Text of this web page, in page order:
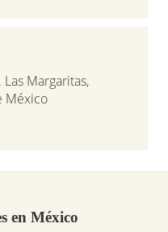
Margaritas,
México
en México